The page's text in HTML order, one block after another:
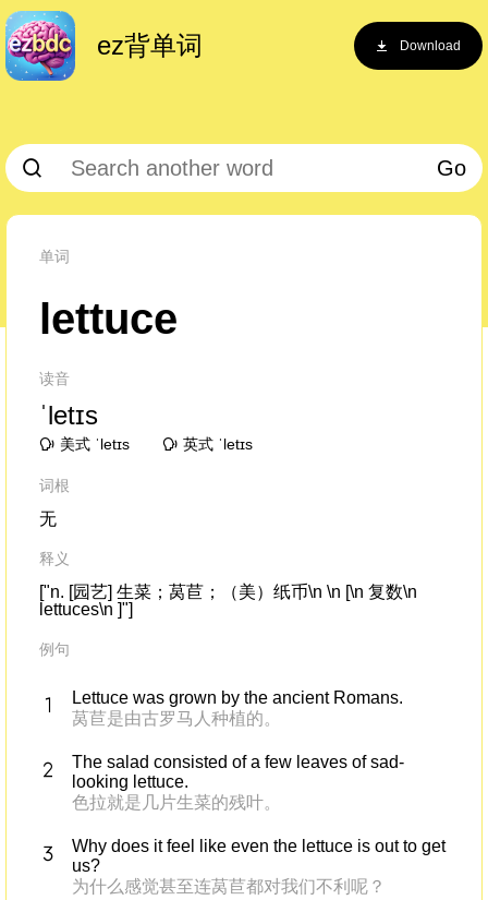
ez背单词 Download
Go
单词
lettuce
读音
ˈletɪs
美式 ˈletɪs 英式 ˈletɪs
词根
无
释义
["n. [园艺] 生菜；莴苣；（美）纸币\n \n [\n 复数\n
lettuces\n ]"]
例句
Lettuce was grown by the ancient Romans.
莴苣是由古罗马人种植的。
The salad consisted of a few leaves of sad-
looking lettuce.
色拉就是几片生菜的残叶。
Why does it feel like even the lettuce is out to get
us?
为什么感觉甚至连莴苣都对我们不利呢？